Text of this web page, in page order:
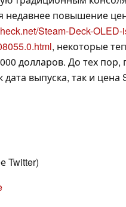
повышение
Steam-Deck-
, некоторые
долларов. До тех пор,
выпуска, так и цена
Twitter)